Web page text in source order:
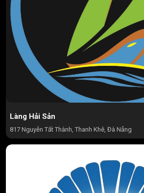
Làng Hải Sản
817 Nguyễn Tất Thành, Thanh Khê, Đà Nẵng